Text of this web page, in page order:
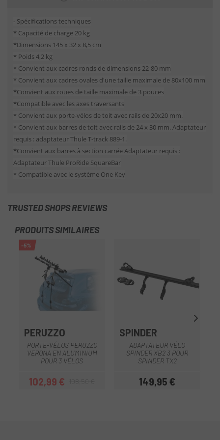
- Spécifications techniques
* Capacité de charge 20 kg
*Dimensions 145 x 32 x 8,5 cm
* Poids 4,2 kg
* Convient aux cadres ronds de dimensions 22-80 mm
* Convient aux cadres ovales d'une taille maximale de 80x100 mm
*Convient aux roues de taille maximale de 3 pouces
*Compatible avec les axes traversants
* Convient aux porte-vélos de toit avec rails de 20x20 mm.
* Convient aux barres de toit avec rails de 24 x 30 mm. Adaptateur
requis : adaptateur Thule T-track 889-1.
*Convient aux barres à section carrée Adaptateur requis :
Adaptateur Thule ProRide SquareBar
* Compatible avec le système One Key
TRUSTED SHOPS REVIEWS
PRODUITS SIMILAIRES
-5%
PERUZZO
PORTE-VÉLOS PERUZZO
VERONA EN ALUMINIUM
POUR 3 VÉLOS
Prix
102,99 €Prix habituel
SPINDER
ADAPTATEUR VÉLO
SPINDER XB2 3 POUR
SPINDER TX2
Prix
149,95 €